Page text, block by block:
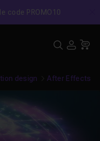
code PROMO10
design After Effects